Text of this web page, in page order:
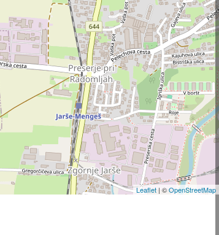
Leaflet | ©OpenStreetMap